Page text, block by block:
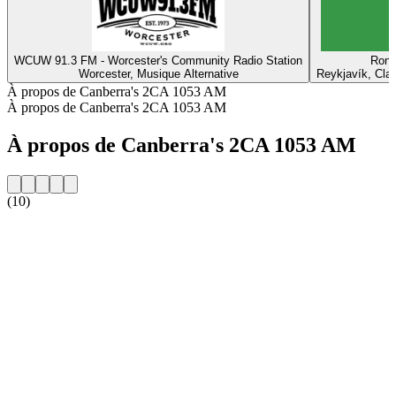
WCUW 91.3 FM - Worcester's Community Radio Station
Worcester, Musique Alternative
Reykjavík,
À propos de Canberra's 2CA 1053 AM
À propos de Canberra's 2CA 1053 AM
À propos de Canberra's 2CA 1053 AM
(10)